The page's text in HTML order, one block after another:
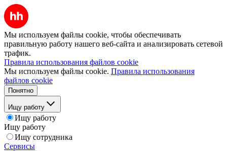
Мы используем файлы cookie, чтобы обеспечивать
правильную работу нашего веб-сайта и анализировать сетевой
трафик.
Правила использования файлов cookie
Мы используем файлы cookie. Правила использования
файлов cookie
Понятно
Ищу работу
Ищу работу
Ищу работу
Ищу сотрудника
Сервисы